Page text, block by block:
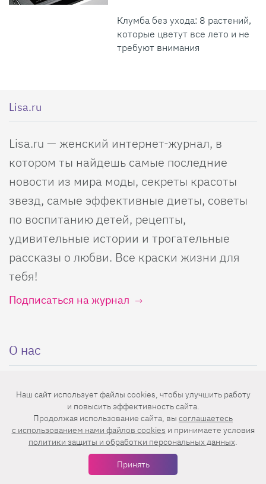
Клумба без ухода: 8 растений,
которые цветут все лето и не
требуют внимания
Lisa.ru
Lisa.ru — женский интернет-журнал, в
котором ты найдешь самые последние
новости из мира моды, секреты красоты
звезд, самые эффективные диеты, советы
по воспитанию детей, рецепты,
удивительные истории и трогательные
рассказы о любви. Все краски жизни для
тебя!
Подписаться на журнал
О нас
Контакты
Авторы
Калькуляторы
Кроссворды
Все теги
Энциклопедия красоты
Наш сайт использует файлы cookies, чтобы улучшить работу
и повысить эффективность сайта.
Продолжая использование сайта, вы соглашаетесь
c использованием нами файлов cookies и принимаете условия
политики защиты и обработки персональных данных.
Принять